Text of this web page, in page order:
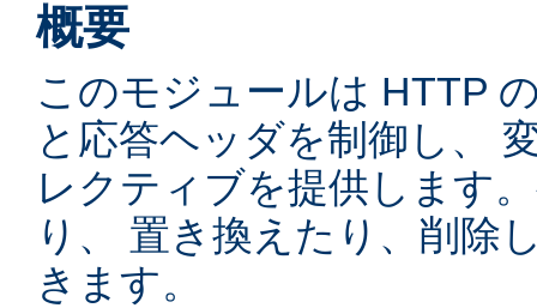
概要
このモジュールは HTTP
と応答ヘッダを制御し、
レクティブを提供します
り、 置き換えたり、削除
きます。